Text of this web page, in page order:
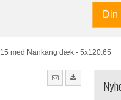
Din
med Nankang dæk - 5x120.65